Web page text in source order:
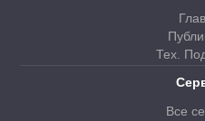
Тех.
Все